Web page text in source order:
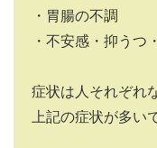
・胃腸の不調
・不安感・抑うつ
症状は人それぞれ
上記の症状が多い